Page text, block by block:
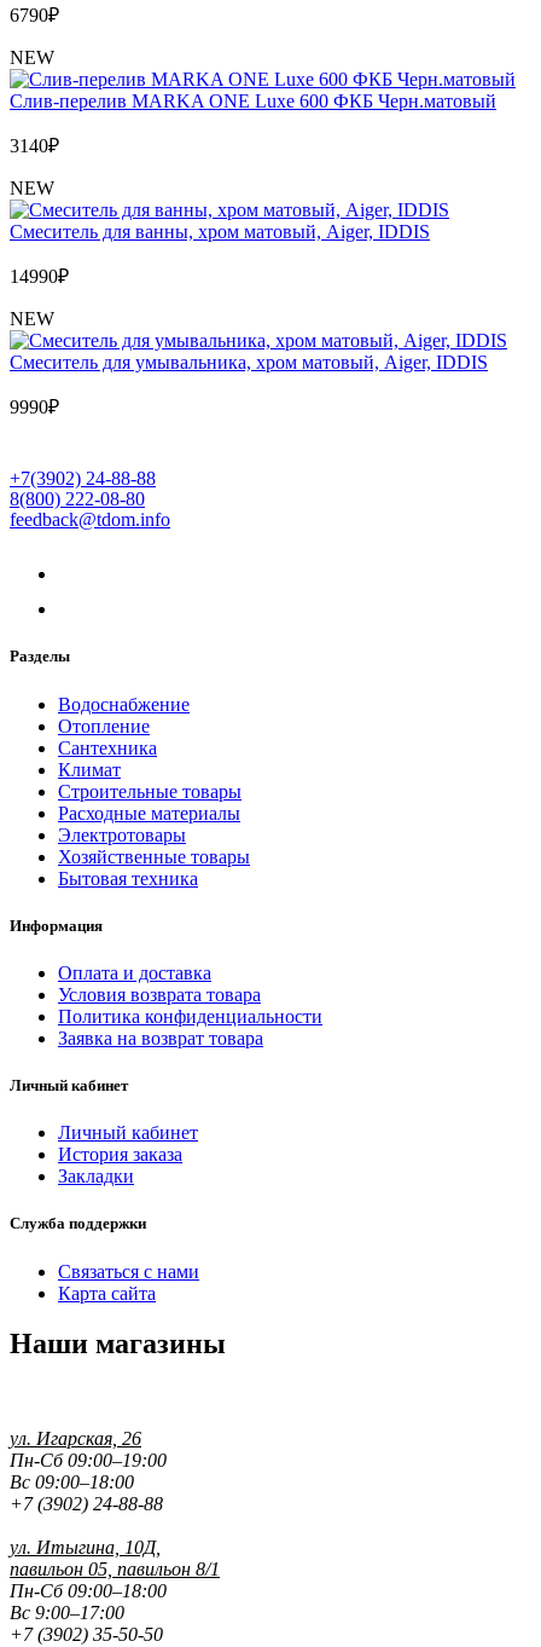
6790₽
NEW
Слив-перелив MARKA ONE Luxe 600 ФКБ Черн.матовый
3140₽
NEW
Cмеситель для ванны, хром матовый, Aiger, IDDIS
14990₽
NEW
Cмеситель для умывальника, хром матовый, Aiger, IDDIS
9990₽
+7(3902) 24-88-88
8(800) 222-08-80
feedback@tdom.info
Разделы
Водоснабжение
Отопление
Сантехника
Климат
Строительные товары
Расходные материалы
Электротовары
Хозяйственные товары
Бытовая техника
Информация
Оплата и доставка
Условия возврата товара
Политика конфиденциальности
Заявка на возврат товара
Личный кабинет
Личный кабинет
История заказа
Закладки
Служба поддержки
Связаться с нами
Карта сайта
Наши магазины
ул. Игарская, 26
Пн-Сб 09:00–19:00
Вс 09:00–18:00
+7 (3902) 24-88-88
ул. Итыгина, 10Д,
павильон 05, павильон 8/1
Пн-Сб 09:00–18:00
Вс 9:00–17:00
+7 (3902) 35-50-50